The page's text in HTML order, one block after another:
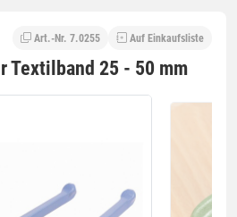
Art.-Nr. 7.0255 Auf Einkaufsliste
Textilband 25 - 50 mm